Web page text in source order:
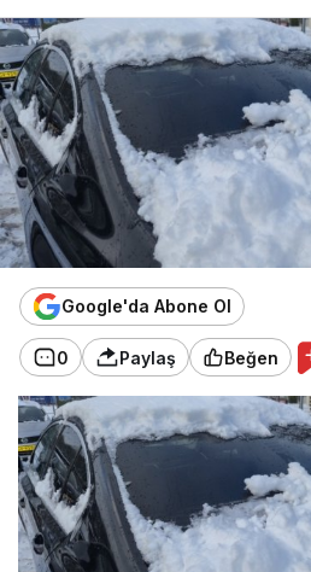
Google'da Abone Ol
0 Paylaş Beğen